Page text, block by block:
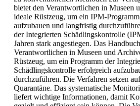
bietet den Verantwortlichen in Museen
ideale Rüstzeug, um ein IPM-
aufzubauen und langfristig
der Integrierten Schädlingskontrolle
Jahren stark angestiegen. Das
Verantwortlichen in Museen und
Rüstzeug, um ein Programm der
Schädlingskontrolle erfolgreich
durchzuführen. Die Verfahren setzen
Quarantäne. Das systematische
liefert wichtige Informationen, damit